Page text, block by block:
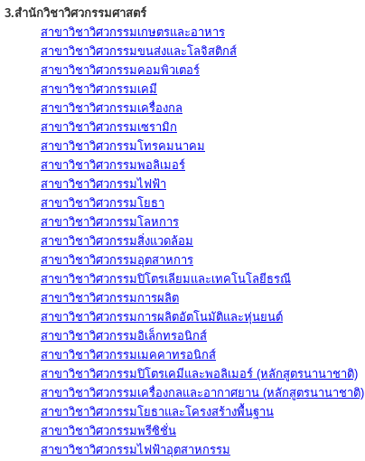
3.สำนักวิชาวิศวกรรมศาสตร์
สาขาวิชาวิศวกรรมเกษตรและอาหาร
สาขาวิชาวิศวกรรมขนส่งและโลจิสติกส์
สาขาวิชาวิศวกรรมคอมพิวเตอร์
สาขาวิชาวิศวกรรมเคมี
สาขาวิชาวิศวกรรมเครื่องกล
สาขาวิชาวิศวกรรมเซรามิก
สาขาวิชาวิศวกรรมโทรคมนาคม
สาขาวิชาวิศวกรรมพอลิเมอร์
สาขาวิชาวิศวกรรมไฟฟ้า
สาขาวิชาวิศวกรรมโยธา
สาขาวิชาวิศวกรรมโลหการ
สาขาวิชาวิศวกรรมสิ่งแวดล้อม
สาขาวิชาวิศวกรรมอุตสาหการ
สาขาวิชาวิศวกรรมปิโตรเลียมและเทคโนโลยีธรณี
สาขาวิชาวิศวกรรมการผลิต
สาขาวิชาวิศวกรรมการผลิตอัตโนมัติและหุ่นยนต์
สาขาวิชาวิศวกรรมอิเล็กทรอนิกส์
สาขาวิชาวิศวกรรมเมคคาทรอนิกส์
สาขาวิชาวิศวกรรมปิโตรเคมีและพอลิเมอร์ (หลักสูตรนานาชาติ)
สาขาวิชาวิศวกรรมเครื่องกลและอากาศยาน (หลักสูตรนานาชาติ)
สาขาวิชาวิศวกรรมโยธาและโครงสร้างพื้นฐาน
สาขาวิชาวิศวกรรมพรีซิชั่น
สาขาวิชาวิศวกรรมไฟฟ้าอุตสาหกรรม